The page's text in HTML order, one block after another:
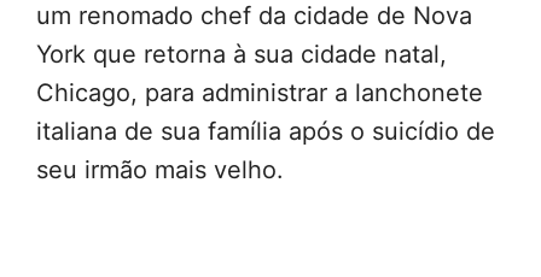
um renomado chef da cidade de Nova
York que retorna à sua cidade natal,
Chicago, para administrar a lanchonete
italiana de sua família após o suicídio de
seu irmão mais velho.